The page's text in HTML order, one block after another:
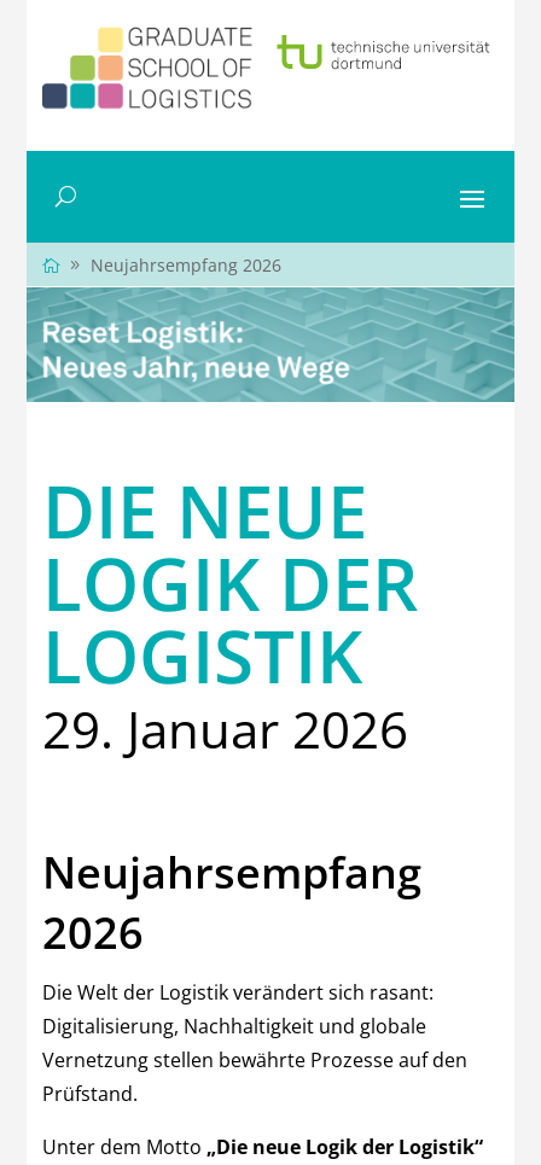
Neujahrsempfang 2026
DIE NEUE
LOGIK DER
LOGISTIK
29. Januar 2026
Neujahrsempfang
2026
Die Welt der Logistik verändert sich rasant:
Digitalisierung, Nachhaltigkeit und globale
Vernetzung stellen bewährte Prozesse auf den
Prüfstand.
Unter dem Motto „Die neue Logik der Logistik“